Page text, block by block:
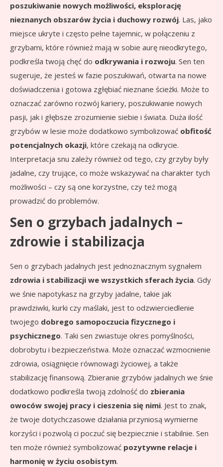
poszukiwanie nowych możliwości, eksplorację
nieznanych obszarów życia i duchowy rozwój. Las, jako
miejsce ukryte i często pełne tajemnic, w połączeniu z
grzybami, które również mają w sobie aurę nieodkrytego,
podkreśla twoją chęć do odkrywania i rozwoju. Sen ten
sugeruje, że jesteś w fazie poszukiwań, otwarta na nowe
doświadczenia i gotowa zgłębiać nieznane ścieżki. Może to
oznaczać zarówno rozwój kariery, poszukiwanie nowych
pasji, jak i głębsze zrozumienie siebie i świata. Duża ilość
grzybów w lesie może dodatkowo symbolizować obfitość
potencjalnych okazji, które czekają na odkrycie.
Interpretacja snu zależy również od tego, czy grzyby były
jadalne, czy trujące, co może wskazywać na charakter tych
możliwości – czy są one korzystne, czy też mogą
prowadzić do problemów.
Sen o grzybach jadalnych –
zdrowie i stabilizacja
Sen o grzybach jadalnych jest jednoznacznym sygnałem
zdrowia i stabilizacji we wszystkich sferach życia. Gdy
we śnie napotykasz na grzyby jadalne, takie jak
prawdziwki, kurki czy maślaki, jest to odzwierciedlenie
twojego dobrego samopoczucia fizycznego i
psychicznego. Taki sen zwiastuje okres pomyślności,
dobrobytu i bezpieczeństwa. Może oznaczać wzmocnienie
zdrowia, osiągnięcie równowagi życiowej, a także
stabilizację finansową. Zbieranie grzybów jadalnych we śnie
dodatkowo podkreśla twoją zdolność do zbierania
owoców swojej pracy i cieszenia się nimi. Jest to znak,
że twoje dotychczasowe działania przyniosą wymierne
korzyści i pozwolą ci poczuć się bezpiecznie i stabilnie. Sen
ten może również symbolizować pozytywne relacje i
harmonię w życiu osobistym.